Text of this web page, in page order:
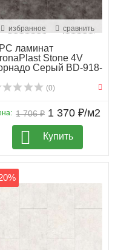
избранное сравнить
ламинат
Stone 4V
Серый BD-918-
(0)
1 706 ₽ 1 370 ₽/м2
Купить